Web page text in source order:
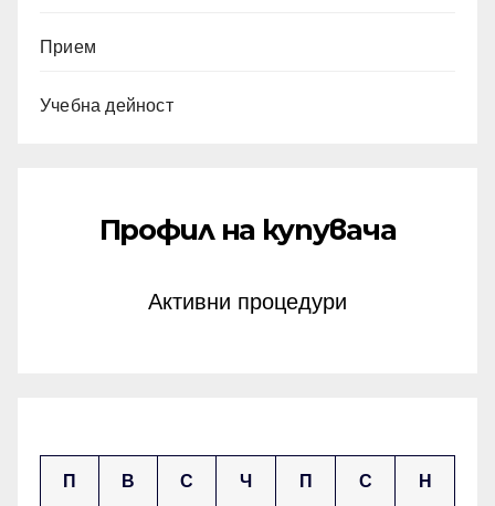
Прием
Учебна дейност
Профил на купувача
Активни процедури
П В С Ч П С Н